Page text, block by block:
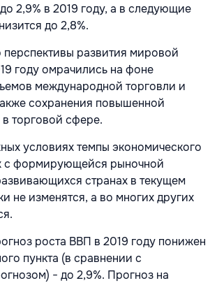
2,9% в 2019 году, а в следующие
до 2,8%.
перспективы развития мировой
году омрачились на фоне
международной торговли и
сохранения повышенной
торговой сфере.
условиях темпы экономического
с формирующейся рыночной
странах в текущем
не изменятся, а во многих других
роста ВВП в 2019 году понижен
пункта (в сравнении с
− до 2,9%. Прогноз на